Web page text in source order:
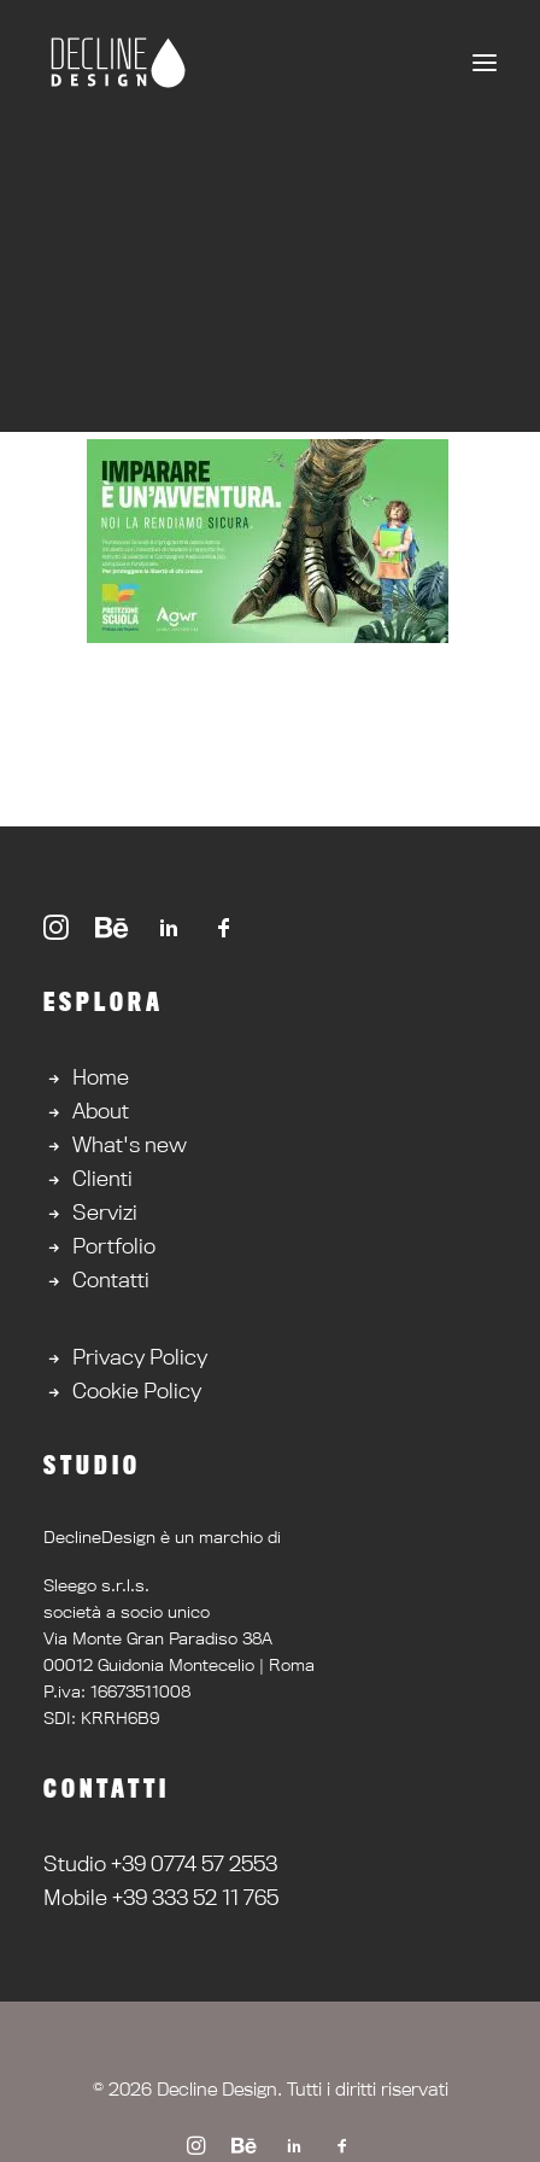
ESPLORA
Home
About
What's new
Clienti
Servizi
Portfolio
Contatti
Privacy Policy
Cookie Policy
STUDIO
DeclineDesign è un marchio di
Sleego s.r.l.s.
società a socio unico
Via Monte Gran Paradiso 38A
00012 Guidonia Montecelio | Roma
P.iva: 16673511008
SDI: KRRH6B9
CONTATTI
Studio +39 0774 57 2553
Mobile +39 333 52 11 765
© 2026 Decline Design. Tutti i diritti riservati